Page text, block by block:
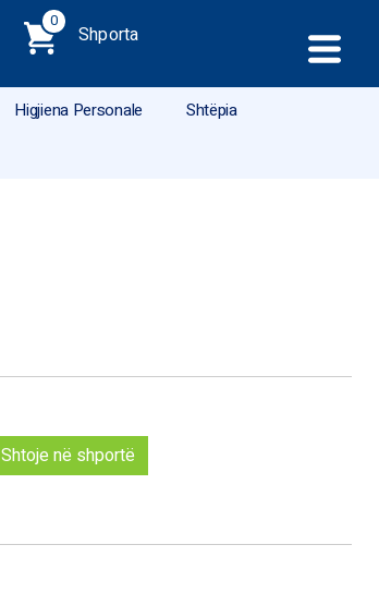
0
Shporta
Higjiena Personale
Shtëpia
Shtoje në shportë